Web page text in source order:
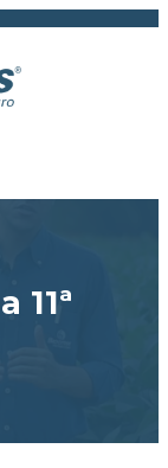
11ª